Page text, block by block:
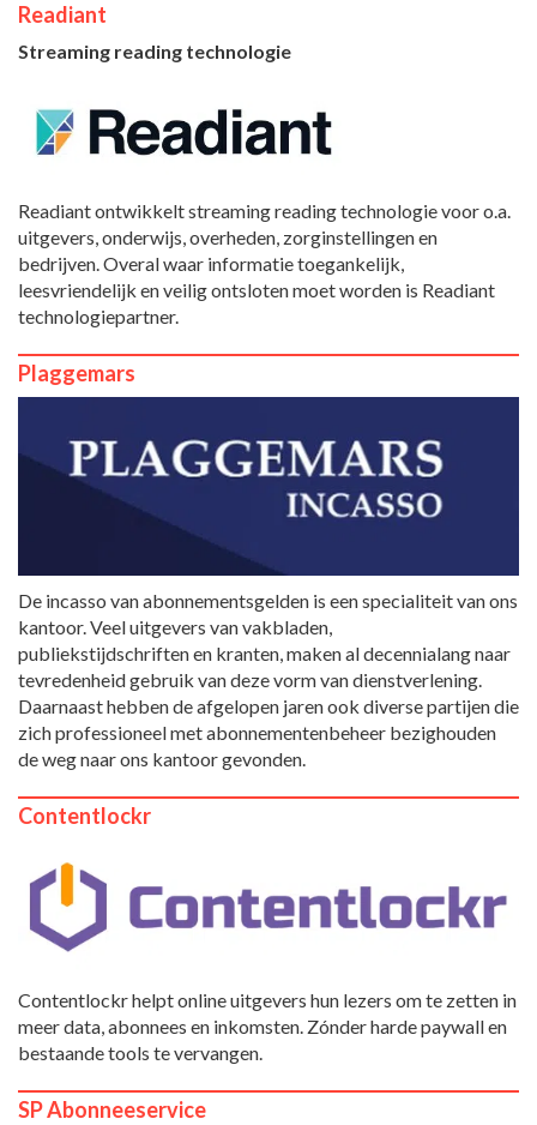
Readiant
Streaming reading technologie
Readiant ontwikkelt streaming reading technologie voor o.a.
uitgevers, onderwijs, overheden, zorginstellingen en
bedrijven. Overal waar informatie toegankelijk,
leesvriendelijk en veilig ontsloten moet worden is Readiant
technologiepartner.
Plaggemars
De incasso van abonnementsgelden is een specialiteit van ons
kantoor. Veel uitgevers van vakbladen,
publiekstijdschriften en kranten, maken al decennialang naar
tevredenheid gebruik van deze vorm van dienstverlening.
Daarnaast hebben de afgelopen jaren ook diverse partijen die
zich professioneel met abonnementenbeheer bezighouden
de weg naar ons kantoor gevonden.
Contentlockr
Contentlockr helpt online uitgevers hun lezers om te zetten in
meer data, abonnees en inkomsten. Zónder harde paywall en
bestaande tools te vervangen.
SP Abonneeservice